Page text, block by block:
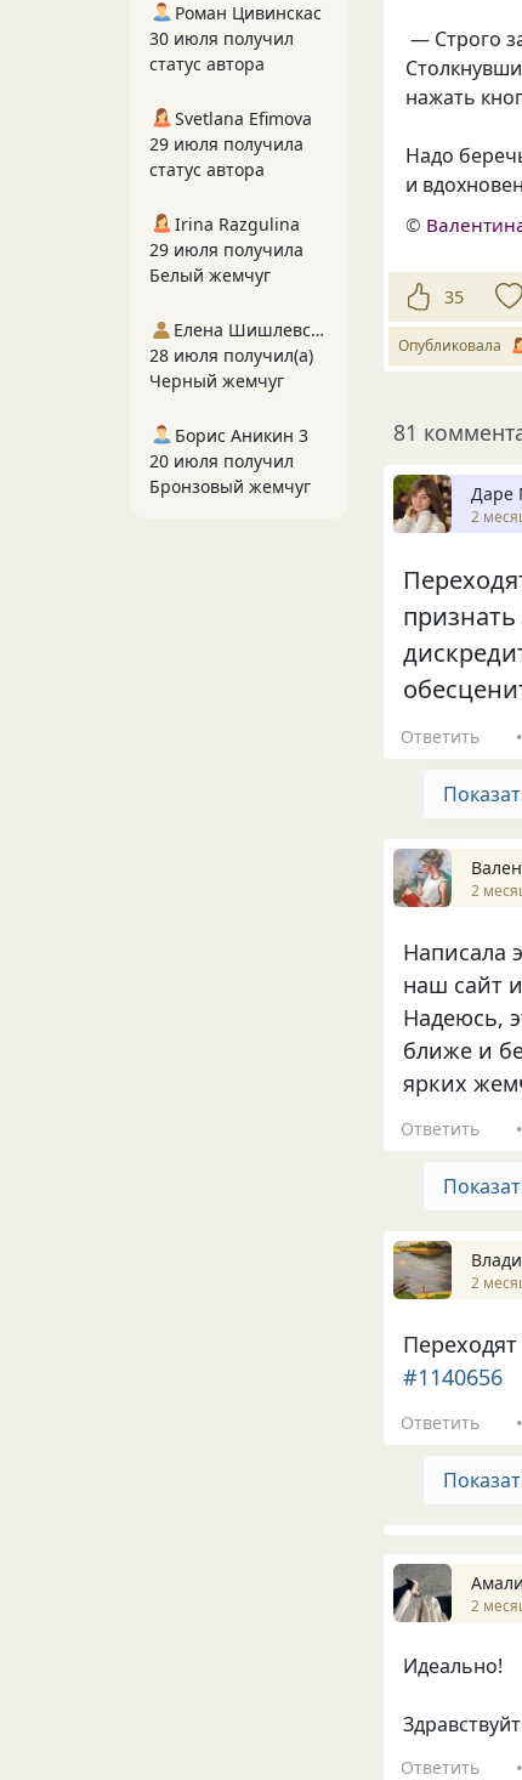
— Строго
нажать
Надо
и
©
35
Опубликовала
81
Даре
2
Ответить
2
Написала
наш сайт
Надеюсь,
ближе и
ярких
Ответить
2
#1140656
Ответить
2
Идеально!
Ответить
Роман Цивинскас
30 июля получил
статус автора
Svetlana Efimova
29 июля получила
статус автора
Irina Razgulina
29 июля получила
Белый жемчуг
Елена Шишлевская
28 июля получил(а)
Черный жемчуг
Борис Аникин 3
20 июля получил
Бронзовый жемчуг